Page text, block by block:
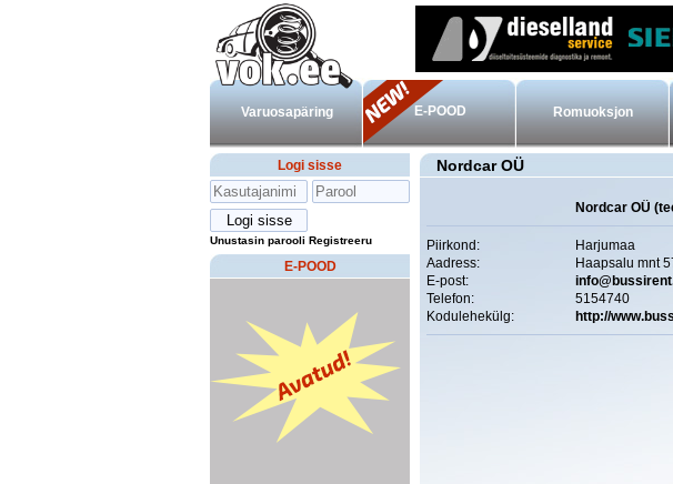
Varuosapäring E-POOD Romuoksjon
Logi sisse
Unustasin parooli Registreeru
E-POOD
Nordcar OÜ
Nordcar OÜ
Piirkond:
Harjumaa
Aadress:
Haapsalu mnt
E-post:
Telefon:
5154740
Kodulehekülg:
http://